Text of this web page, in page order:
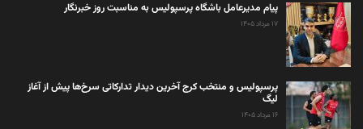
پیام مدیرعامل باشگاه پرسپولیس به مناسبت روز خبرنگار
۱۷ مرداد ۱۴۰۵
پرسپولیس و منتخب کرج آخرین دیدار تدارکاتی سرخ‌ها پیش از آغاز
لیگ
۱۶ مرداد ۱۴۰۵